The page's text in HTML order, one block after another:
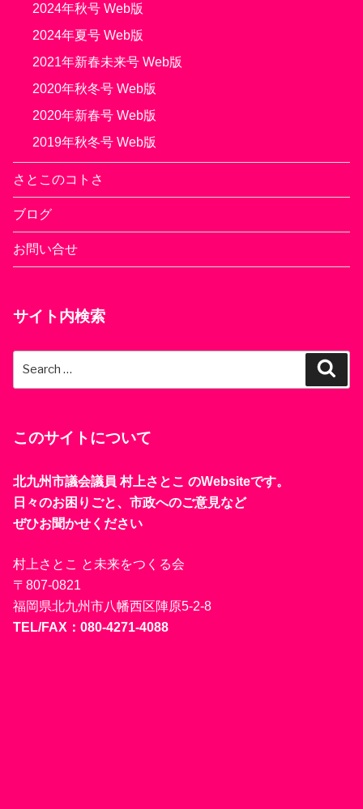
2024年秋号 Web版
2024年夏号 Web版
2021年新春未来号 Web版
2020年秋冬号 Web版
2020年新春号 Web版
2019年秋冬号 Web版
さとこのコトさ
ブログ
お問い合せ
サイト内検索
このサイトについて
北九州市議会議員 村上さとこ のWebsiteです。
日々のお困りごと、市政へのご意見など
ぜひお聞かせください
村上さとこ と未来をつくる会
〒807-0821
福岡県北九州市八幡西区陣原5-2-8
TEL/FAX：080-4271-4088